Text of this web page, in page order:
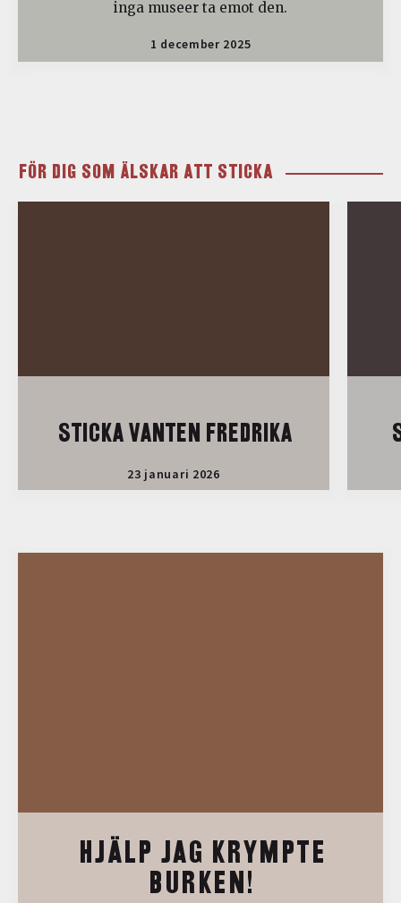
inga museer ta emot den.
1 december 2025
FÖR DIG SOM ÄLSKAR ATT STICKA
STICKA VANTEN FREDRIKA
23 januari 2026
HJÄLP JAG KRYMPTE
BURKEN!